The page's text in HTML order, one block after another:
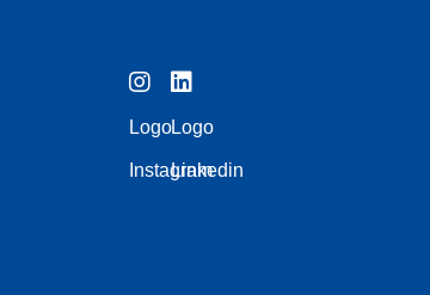
Logo
Instagram
Logo
Linkedin